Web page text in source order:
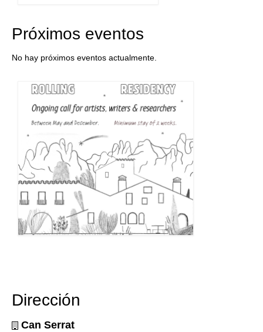
Próximos eventos
No hay próximos eventos actualmente.
Dirección
Can Serrat